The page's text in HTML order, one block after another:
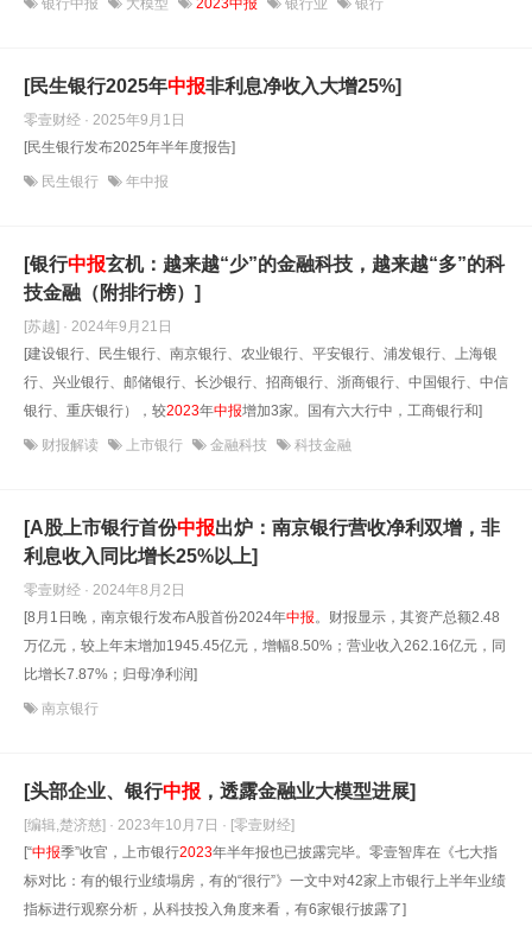
银行中报 大模型 2023中报 银行业 银行
[民生银行2025年中报非利息净收入大增25%]
零壹财经 · 2025年9月1日
[民生银行发布2025年半年度报告]
民生银行 年中报
[银行中报玄机：越来越“少”的金融科技，越来越“多”的科
技金融（附排行榜）]
[苏越] · 2024年9月21日
[建设银行、民生银行、南京银行、农业银行、平安银行、浦发银行、上海银
行、兴业银行、邮储银行、长沙银行、招商银行、浙商银行、中国银行、中信
银行、重庆银行），较2023年中报增加3家。国有六大行中，工商银行和]
财报解读 上市银行 金融科技 科技金融
[A股上市银行首份中报出炉：南京银行营收净利双增，非
利息收入同比增长25%以上]
零壹财经 · 2024年8月2日
[8月1日晚，南京银行发布A股首份2024年中报。财报显示，其资产总额2.48
万亿元，较上年末增加1945.45亿元，增幅8.50%；营业收入262.16亿元，同
比增长7.87%；归母净利润]
南京银行
[头部企业、银行中报 ，透露金融业大模型进展]
[编辑,楚济慈] · 2023年10月7日 · [零壹财经]
[“中报季”收官，上市银行2023年半年报也已披露完毕。零壹智库在《七大指
标对比：有的银行业绩塌房，有的“很行”》一文中对42家上市银行上半年业绩
指标进行观察分析，从科技投入角度来看，有6家银行披露了]